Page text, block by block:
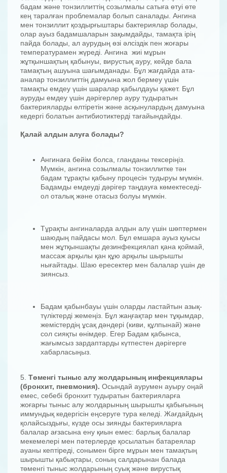
бадам және тонзиллиттің созылмалы сатыға өтуі өте
кең таралған проблемалар болып саналады. Ангина
мен тонзиллит қоздырғыштары бактериялар болады,
олар ауыз бадамшаларын зақымдайды, тамақта ірің
пайда болады, ал аурудың өзі әлсіздік пен жоғары
температурамен жүреді. Ангина жиі мұрын
жұтқыншақтың қабынуы, вирустық ауру, кейде бала
тамақтың ашуына шағымданады. Бұл жағдайда ата-
аналар тонзиллиттің дамуына жол бермеу үшін
тамақты емдеу үшін шаралар қабылдауы қажет. Бұл
ауруды емдеу үшін дәрігерлер ауру тудыратын
бактерияларды өлтіретін және асқынулардың дамуына
кедергі болатын антибиотиктерді тағайындайды.
Қалай алдын алуға болады?
Ангинаға бейім болса, гланданы тексеріңіз.
Мүмкін, ангина созылмалы тонзиллитке тән
бадам тұрақты қабыну процесін тудыруы мүмкін.
Бадамды емдеуді дәрігер таңдауға көмектеседі-
ол оталық және отасыз болуы мүмкін.
Тұрақты ангиналарда алдын алу үшін шөптермен
шаюдың пайдасы мол. Бұл емшара ауыз қуысы
мен жұтқыншақты дезинфекциялап қана қоймай,
массаж арқылы қан құю арқылы шырышты
нығайтады. Шаю ересектер мен балалар үшін де
зиянсыз.
Бадам қабынбауы үшін оларды ластайтын азық-
түліктерді жемеңіз. Бұл жаңғақтар мен тұқымдар,
жемістердің ұсақ дәндері (киви, құлпынай) және
сол сияқты өнімдер. Егер Бадам қабынса,
жағымсыз зардаптарды күтпестен дәрігерге
хабарласыңыз.
5. Төменгі тыныс алу жолдарының инфекциялары
(бронхит, пневмония). Осындай аурумен ауыру оңай
емес, себебі бронхит тудыратын бактерияларға
жоғарғы тыныс алу жолдарының шырышты қабығының
иммундық кедергісін еңсеруге тура келеді. Жағдайдың
қолайсыздығы, күзде осы зиянды бактерияларға
балалар ағзасына ену қиын емес: барлық балалар
мекемелері мен пәтерлерде қосылатын батареялар
ауаны кептіреді, сонымен бірге мұрын мен тамақтың
шырышты қабықтары, соның салдарынан балада
төменгі тыныс жолдарының суық және вирустық